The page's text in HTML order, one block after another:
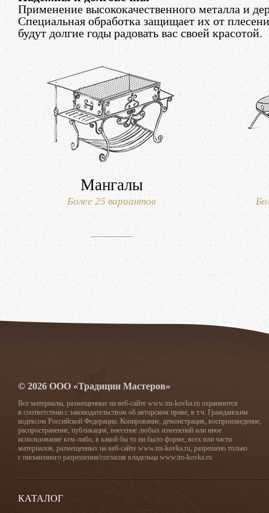
Применение высококачественного металла и
Специальная обработка защищает их от
будут долгие годы радовать вас своей красотой.
Мангалы
Более 25 вариантов
© 2026 ООО «Традиции Мастеров»
Все материалы, размещенные на веб-сайте www.tm-kovka.ru охраняются
в соответствии с законодательством об авторском праве, в т.ч. Гражданским
кодексом Российской Федерации. Копирование, демонстрация, воспроизведение,
распространение, публикация, внесение любых изменений или иное
использование кем-либо, в какой бы то ни было форме, всех или части
материалов, размещенных на веб-сайте www.tm-kovka.ru, разрешено только
с письменного разрешения/согласия владельца www.tm-kovka.ru
КАТАЛОГ